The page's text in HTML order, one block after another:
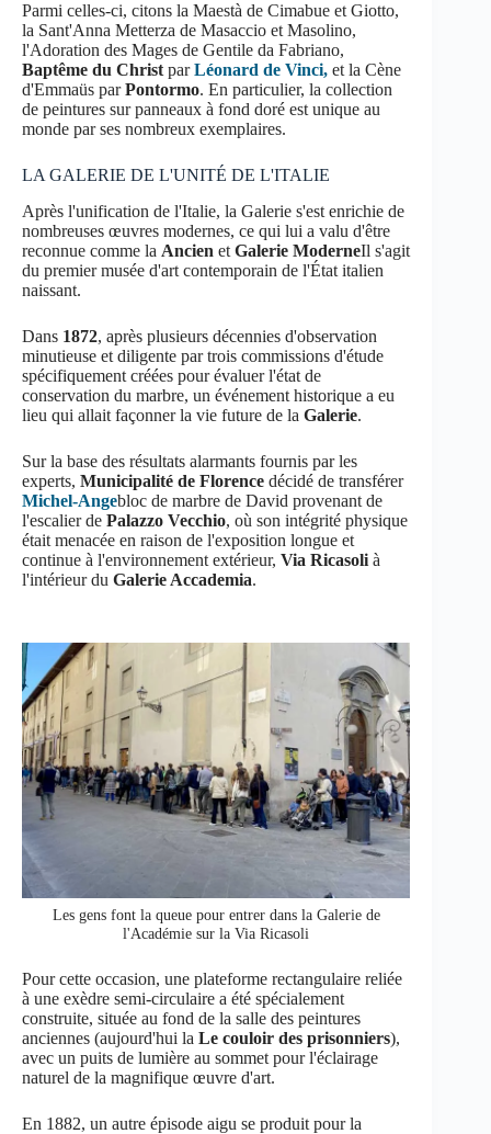
Parmi celles-ci, citons la Maestà de Cimabue et Giotto,
la Sant'Anna Metterza de Masaccio et Masolino,
l'Adoration des Mages de Gentile da Fabriano,
Baptême du Christ parLéonard de Vinci, et la Cène
d'Emmaüs parPontormo. En particulier, la collection
de peintures sur panneaux à fond doré est unique au
monde par ses nombreux exemplaires.
LA GALERIE DE L'UNITÉ DE L'ITALIE
Après l'unification de l'Italie, la Galerie s'est enrichie de
nombreuses œuvres modernes, ce qui lui a valu d'être
reconnue comme la Ancien et Galerie ModerneIl s'agit
du premier musée d'art contemporain de l'État italien
naissant.
Dans 1872, après plusieurs décennies d'observation
minutieuse et diligente par trois commissions d'étude
spécifiquement créées pour évaluer l'état de
conservation du marbre, un événement historique a eu
lieu qui allait façonner la vie future de la Galerie.
Sur la base des résultats alarmants fournis par les
experts, Municipalité de Florence décidé de transférer
Michel-Angebloc de marbre de David provenant de
l'escalier de Palazzo Vecchio, où son intégrité physique
était menacée en raison de l'exposition longue et
continue à l'environnement extérieur, Via Ricasoli à
l'intérieur du Galerie Accademia.
Les gens font la queue pour entrer dans la Galerie de
l'Académie sur la Via Ricasoli
Pour cette occasion, une plateforme rectangulaire reliée
à une exèdre semi-circulaire a été spécialement
construite, située au fond de la salle des peintures
anciennes (aujourd'hui la Le couloir des prisonniers),
avec un puits de lumière au sommet pour l'éclairage
naturel de la magnifique œuvre d'art.
En 1882, un autre épisode aigu se produit pour la